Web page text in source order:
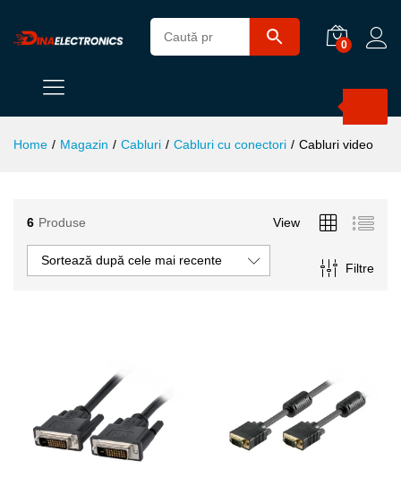
0
Home / Magazin / Cabluri / Cabluri cu conectori / Cabluri video
6 Produse View
Filtre
Sortează după cele mai recente